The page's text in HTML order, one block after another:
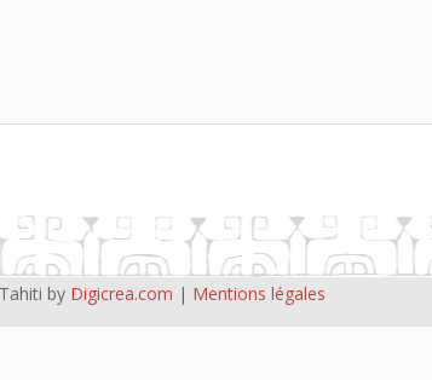
by Digicrea.com | Mentions légales